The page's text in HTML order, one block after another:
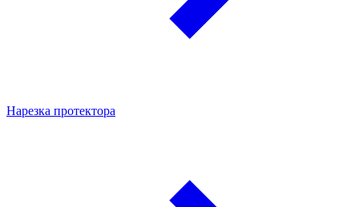
Нарезка протектора